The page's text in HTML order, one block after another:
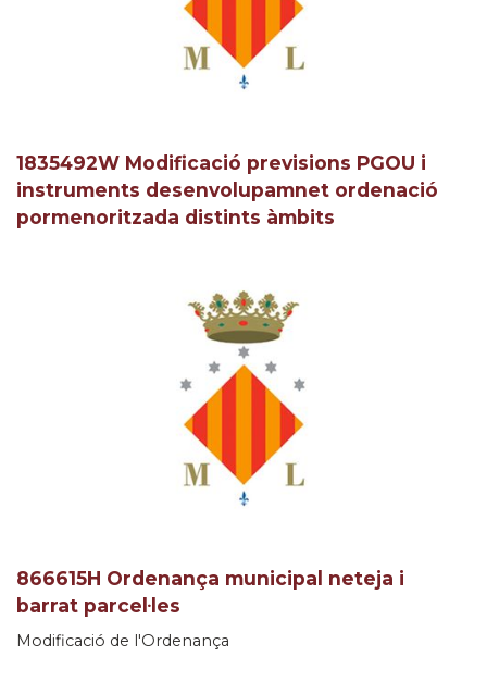
1835492W Modificació previsions PGOU i
instruments desenvolupamnet ordenació
pormenoritzada distints àmbits
866615H Ordenança municipal neteja i
barrat parcel·les
Modificació de l'Ordenança